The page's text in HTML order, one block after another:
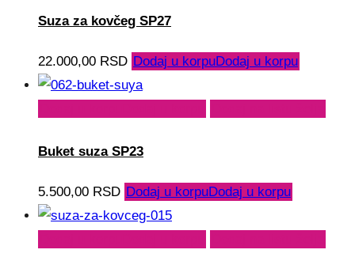
Suza za kovčeg SP27
22.000,00 RSD Dodaj u korpuDodaj u korpu
Buket suza SP23
5.500,00 RSD Dodaj u korpuDodaj u korpu